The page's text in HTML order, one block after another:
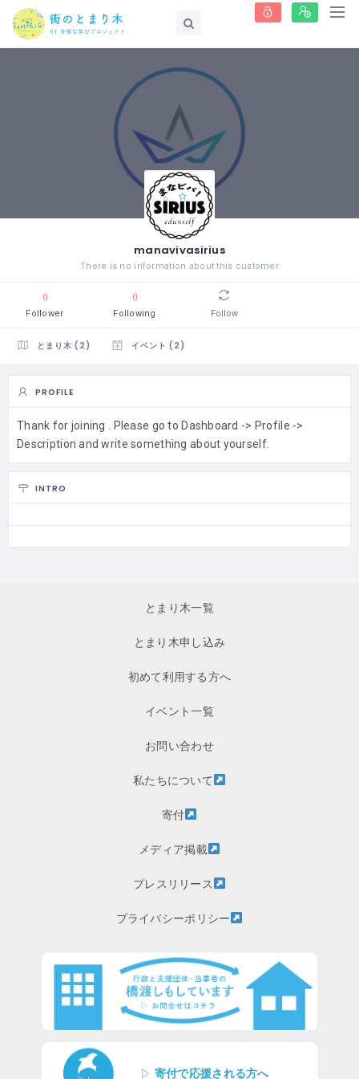
manavivasirius
There is no information about this customer
0
Follower
0
Following
Follow
とまり木 (2) イベント (2)
PROFILE
Thank for joining . Please go to Dashboard -> Profile ->
Description and write something about yourself.
INTRO
とまり木一覧
とまり木申し込み
初めて利用する方へ
イベント一覧
お問い合わせ
私たちについて
寄付
メディア掲載
プレスリリース
プライバシーポリシー
▷ 寄付で応援される方へ